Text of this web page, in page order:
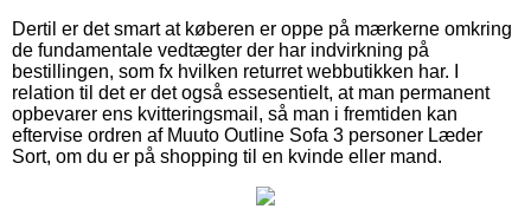
Dertil er det smart at køberen er oppe på mærkerne omkring
de fundamentale vedtægter der har indvirkning på
bestillingen, som fx hvilken returret webbutikken har. I
relation til det er det også essesentielt, at man permanent
opbevarer ens kvitteringsmail, så man i fremtiden kan
eftervise ordren af Muuto Outline Sofa 3 personer Læder
Sort, om du er på shopping til en kvinde eller mand.